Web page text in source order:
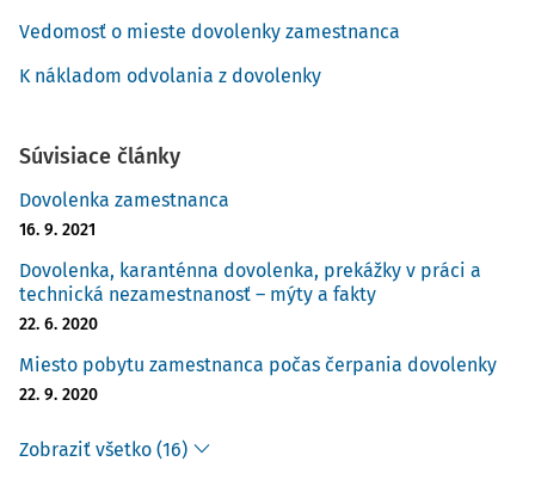
Vedomosť o mieste dovolenky zamestnanca
K nákladom odvolania z dovolenky
Súvisiace články
Dovolenka zamestnanca
16. 9. 2021
Dovolenka, karanténna dovolenka, prekážky v práci a
technická nezamestnanosť – mýty a fakty
22. 6. 2020
Miesto pobytu zamestnanca počas čerpania dovolenky
22. 9. 2020
Zobraziť všetko (16)